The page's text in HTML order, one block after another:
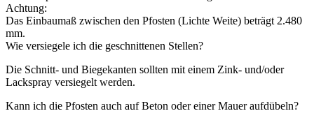
Achtung:
Das Einbaumaß zwischen den Pfosten (Lichte Weite) beträgt 2.480
mm.
Wie versiegele ich die geschnittenen Stellen?
Die Schnitt- und Biegekanten sollten mit einem Zink- und/oder
Lackspray versiegelt werden.
Kann ich die Pfosten auch auf Beton oder einer Mauer aufdübeln?